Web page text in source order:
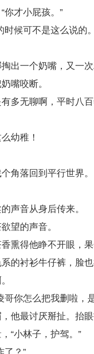
你才小屁孩。”
时候可不是这么说的
出一个奶嘴，又一
嘴咬断。
多无聊啊，平时八
幼稚！
角落回到平行世界。
声音从身后传来。
望的声音。
熏得他睁不开眼，果
的衬衫牛仔裤，脸
哥你怎么把我删啦，
他最讨厌掰扯。抬
“小林子，护驾。”
了？”